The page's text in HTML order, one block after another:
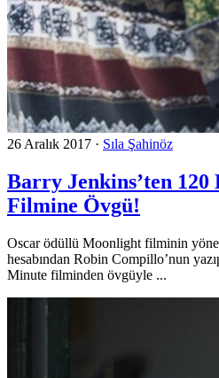
26 Aralık 2017 · Sıla Şahinöz
Barry Jenkins’ten 120
Filmine Övgü!
Oscar ödüllü Moonlight filminin
hesabından Robin Compillo’nun
Minute filminden övgüyle ...